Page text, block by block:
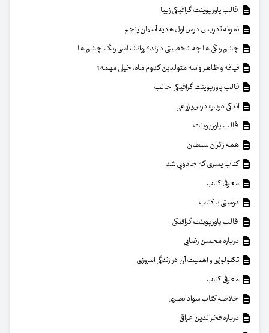
قالب پاورپوینت گرافیکی زیبا
نمونه تدریس درس اول هدیه آسمان پنجم
چشم رنگی ها چه شخصیتی دارند؟ روانشناسی رنگ چشم ها
قیافه و ظاهر واسه متولدین کدوم ماه، خیلی مهمه؟
قالب پاورپوینت گرافیکی جالب
اندکی درباره درس‌پژوهی
قالب پاورپوینت
همه زائران سلطان
کتاب پسری که جادویی شد
معرفی کتاب
دوستی با کتاب
قالب پاورپوینت گرافیکی
درباره محسن رضایی
تکنولوژی و اهمیت آن در زندگی امروزی
معرفی کتاب
خلاصه کتاب سواد بصری
درباره فخرالدین عراقی